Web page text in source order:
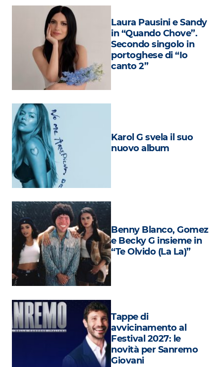
Speciali
Oroscopo
Radio Subasio Music Club
Sanremo 2026
News
Musica
Cultura
Attualità
Costume
Extra
Eventi
Laura Pausini e Sandy
in “Quando Chove”.
Secondo singolo in
portoghese di “Io
canto 2”
Karol G svela il suo
nuovo album
Benny Blanco, Gomez
e Becky G insieme in
“Te Olvido (La La)”
Tappe di
avvicinamento al
Festival 2027: le
novità per Sanremo
Giovani